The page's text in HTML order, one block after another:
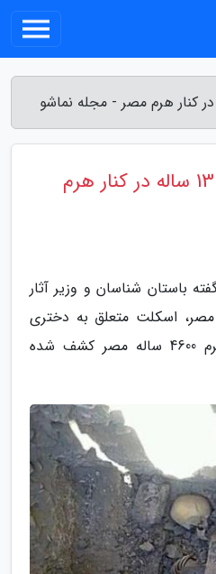
کشف اسکلت دختر 13 ساله در کنار هرم
باستان شناسان و وزیر آثار
اسکلت متعلق به دختری
حدوداً 13 ساله در کنار هرم 4600 ساله مصر کشف شده